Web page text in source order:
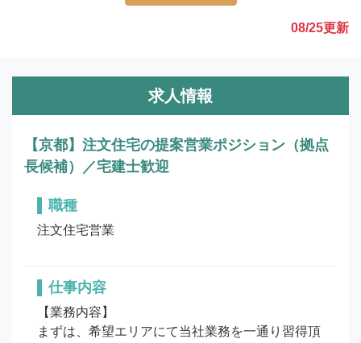
08/25更新
求人情報
【京都】注文住宅の提案営業ポジション（拠点
長候補）／宅建士歓迎
職種
注文住宅営業
仕事内容
【業務内容】
まずは、希望エリアにて当社業務を一通り習得頂